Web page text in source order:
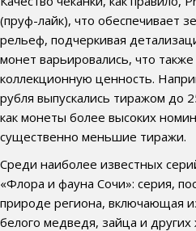
(пруф-лайк), что обеспечивает
рельеф, подчеркивая
монет варьировались, что
коллекционную ценность.
рубля выпускались тиражом до
как монеты более высоких
существенно меньшие тиражи.
Среди наиболее известных
«Флора и фауна Сочи»: серия,
природе региона, включающая
белого медведя, зайца и